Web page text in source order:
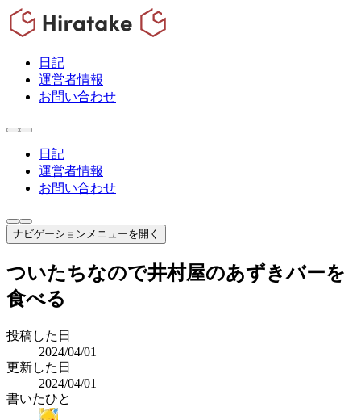
日記
運営者情報
お問い合わせ
日記
運営者情報
お問い合わせ
ナビゲーションメニューを開く
ついたちなので井村屋のあずきバーを
食べる
投稿した日
2024/04/01
更新した日
2024/04/01
書いたひと